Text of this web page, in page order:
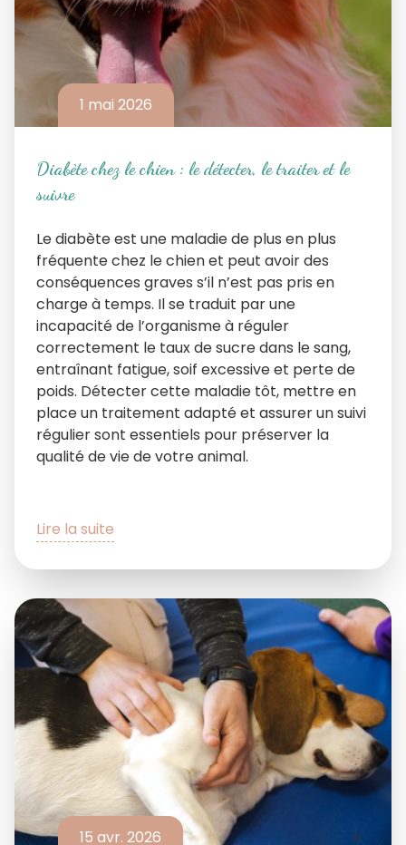
1 mai 2026
Diabète chez le chien : le détecter, le traiter et le
suivre
Le diabète est une maladie de plus en plus
fréquente chez le chien et peut avoir des
conséquences graves s’il n’est pas pris en
charge à temps. Il se traduit par une
incapacité de l’organisme à réguler
correctement le taux de sucre dans le sang,
entraînant fatigue, soif excessive et perte de
poids. Détecter cette maladie tôt, mettre en
place un traitement adapté et assurer un suivi
régulier sont essentiels pour préserver la
qualité de vie de votre animal.
Lire la suite
15 avr. 2026